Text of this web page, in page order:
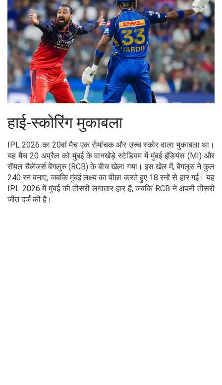
हाई-स्कोरिंग मुकाबला
IPL 2026 का 20वां मैच एक रोमांचक और उच्च स्कोर वाला मुकाबला था।
यह मैच 20 अप्रैल को मुंबई के वानखेड़े स्टेडियम में मुंबई इंडियंस (MI) और
रॉयल चैलेंजर्स बेंगलुरु (RCB) के बीच खेला गया। इस खेल में, बेंगलुरु ने कुल
240 रन बनाए, जबकि मुंबई लक्ष्य का पीछा करते हुए 18 रनों से हार गई। यह
IPL 2026 में मुंबई की तीसरी लगातार हार है, जबकि RCB ने अपनी तीसरी
जीत दर्ज की है।